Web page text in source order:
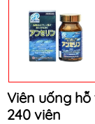
Viên uống
240 viên